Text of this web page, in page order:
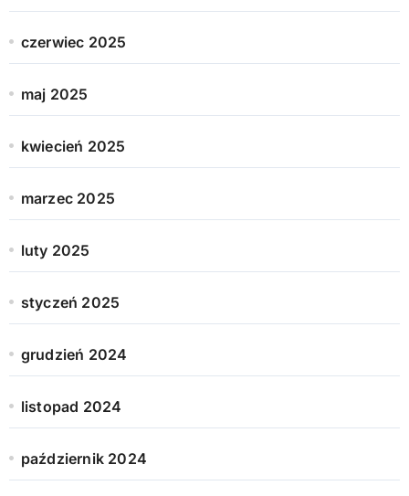
czerwiec 2025
maj 2025
kwiecień 2025
marzec 2025
luty 2025
styczeń 2025
grudzień 2024
listopad 2024
październik 2024